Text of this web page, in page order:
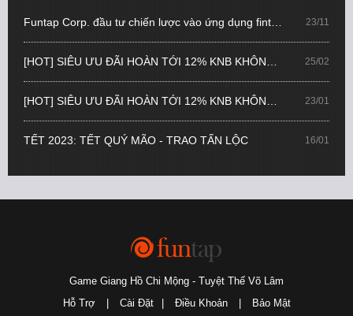
23/11
25/02
23/01
TẾT 2023: TẾT QUÝ MÃO - TRAO TẤN LỘC 16/01
Game Giang Hồ Chi Mộng - Tuyệt Thế Võ Lâm
Hỗ Trợ
Cài Đặt Điều Khoản
Bảo Mật